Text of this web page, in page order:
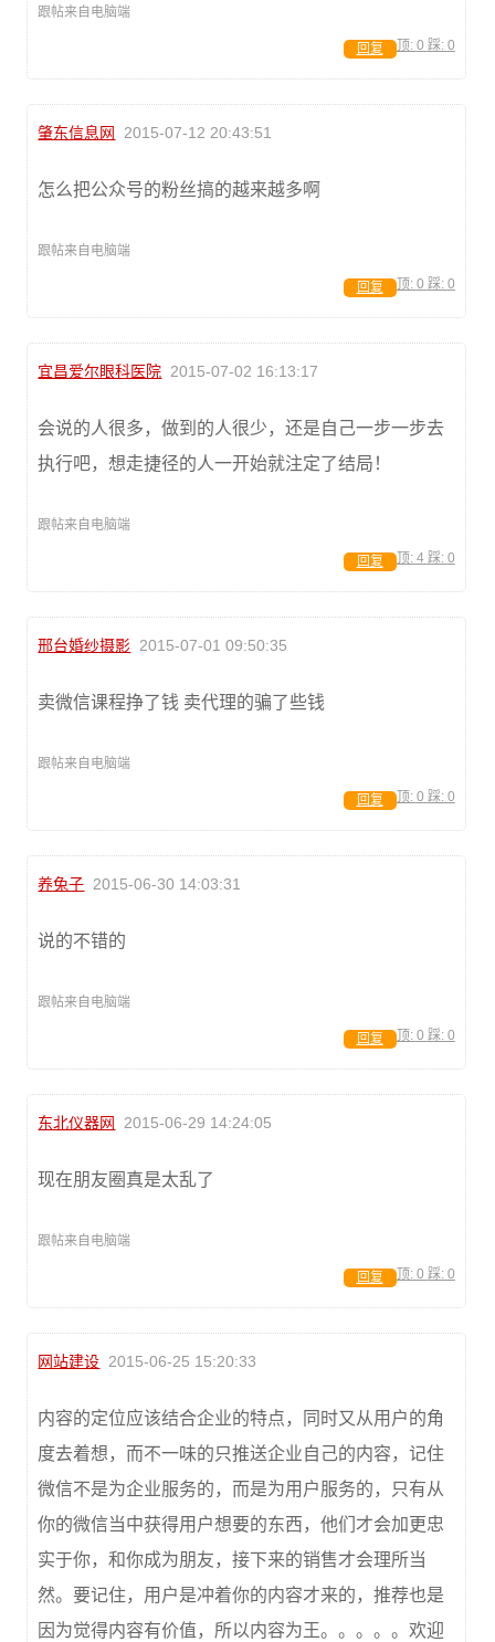
跟帖来自电脑端
顶: 0 踩: 0
回复
肇东信息网 2015-07-12 20:43:51
怎么把公众号的粉丝搞的越来越多啊
跟帖来自电脑端
顶: 0 踩: 0
回复
宜昌爱尔眼科医院 2015-07-02 16:13:17
会说的人很多，做到的人很少，还是自己一步一步去
执行吧，想走捷径的人一开始就注定了结局！
跟帖来自电脑端
顶: 4 踩: 0
回复
邢台婚纱摄影 2015-07-01 09:50:35
卖微信课程挣了钱 卖代理的骗了些钱
跟帖来自电脑端
顶: 0 踩: 0
回复
养兔子 2015-06-30 14:03:31
说的不错的
跟帖来自电脑端
顶: 0 踩: 0
回复
东北仪器网 2015-06-29 14:24:05
现在朋友圈真是太乱了
跟帖来自电脑端
顶: 0 踩: 0
回复
网站建设 2015-06-25 15:20:33
内容的定位应该结合企业的特点，同时又从用户的角
度去着想，而不一味的只推送企业自己的内容，记住
微信不是为企业服务的，而是为用户服务的，只有从
你的微信当中获得用户想要的东西，他们才会加更忠
实于你，和你成为朋友，接下来的销售才会理所当
然。要记住，用户是冲着你的内容才来的，推荐也是
因为觉得内容有价值，所以内容为王。。。。。欢迎